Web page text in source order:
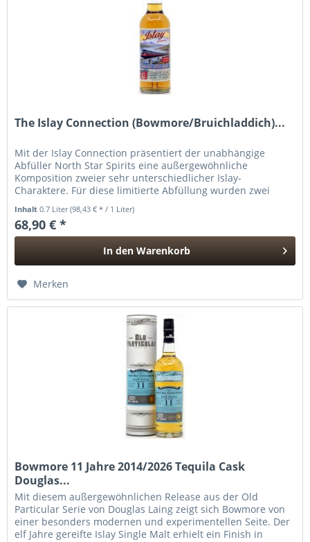
The Islay Connection (Bowmore/Bruichladdich)...
Mit der Islay Connection präsentiert der unabhängige
Abfüller North Star Spirits eine außergewöhnliche
Komposition zweier sehr unterschiedlicher Islay-
Charaktere. Für diese limitierte Abfüllung wurden zwei
Inhalt0.7 Liter(98,43 € * / 1 Liter)
68,90 € *
In den Warenkorb
Merken
Bowmore 11 Jahre 2014/2026 Tequila Cask
Douglas...
Mit diesem außergewöhnlichen Release aus der Old
Particular Serie von Douglas Laing zeigt sich Bowmore von
einer besonders modernen und experimentellen Seite. Der
elf Jahre gereifte Islay Single Malt erhielt ein Finish in